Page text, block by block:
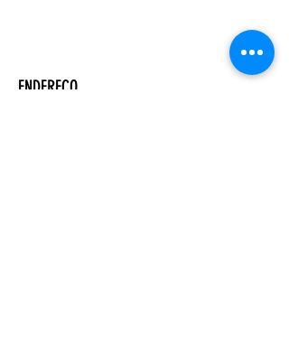
ENDEREÇO